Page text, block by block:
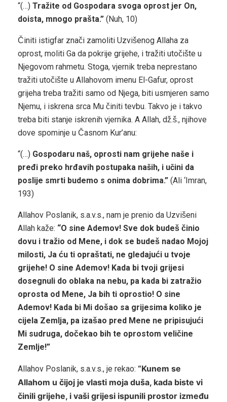
“(…) Tražite od Gospodara svoga oprost jer On,
doista, mnogo prašta.” (Nuh, 10)
Činiti istigfar znači zamoliti Uzvišenog Allaha za
oprost, moliti Ga da pokrije grijehe, i tražiti utočište u
Njegovom rahmetu. Stoga, vjernik treba neprestano
tražiti utočište u Allahovom imenu El-Gafur, oprost
grijeha treba tražiti samo od Njega, biti usmjeren samo
Njemu, i iskrena srca Mu činiti tevbu. Takvo je i takvo
treba biti stanje iskrenih vjernika. A Allah, dž.š., njihove
dove spominje u Časnom Kur’anu:
“(…) Gospodaru naš, oprosti nam grijehe naše i
pređi preko hrđavih postupaka naših, i učini da
poslije smrti budemo s onima dobrima.” (Ali ‘Imran,
193)
Allahov Poslanik, s.a.v.s., nam je prenio da Uzvišeni
Allah kaže: “O sine Ademov! Sve dok budeš činio
dovu i tražio od Mene, i dok se budeš nadao Mojoj
milosti, Ja ću ti opraštati, ne gledajući u tvoje
grijehe! O sine Ademov! Kada bi tvoji grijesi
dosegnuli do oblaka na nebu, pa kada bi zatražio
oprosta od Mene, Ja bih ti oprostio! O sine
Ademov! Kada bi Mi došao sa grijesima koliko je
cijela Zemlja, pa izašao pred Mene ne pripisujući
Mi sudruga, dočekao bih te oprostom veličine
Zemlje!”
Allahov Poslanik, s.a.v.s., je rekao: “Kunem se
Allahom u čijoj je vlasti moja duša, kada biste vi
činili grijehe, i vaši grijesi ispunili prostor između